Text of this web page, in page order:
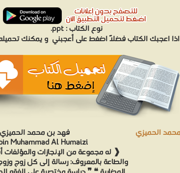
نوع الكتاب :ppt.
اذا اعجبك الكتاب فضلاً اضغط على أعجبني و يمكنك
فهد بن محمد الحميزي
Muhammad Al Humaizi
❰ له مجموعة من الإنجازات والمؤلفات
والطاعة بالمعروف: رسالة إلى كل زوج